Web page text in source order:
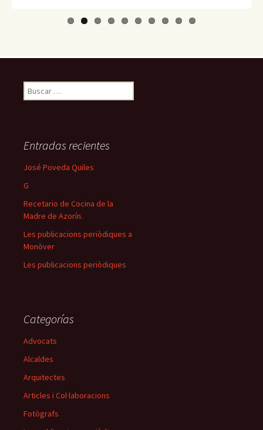
Buscar:
Entradas recientes
José Poveda Quiles
G
Recetario de Cocina de la
Madre de Azorín.
Les publicacions periòdiques a
Monòver
Les publicacions periòdiques
Categorías
Advocats
Alcaldes
Arquitectes
Articles i Col·laboracions
Fotògrafs